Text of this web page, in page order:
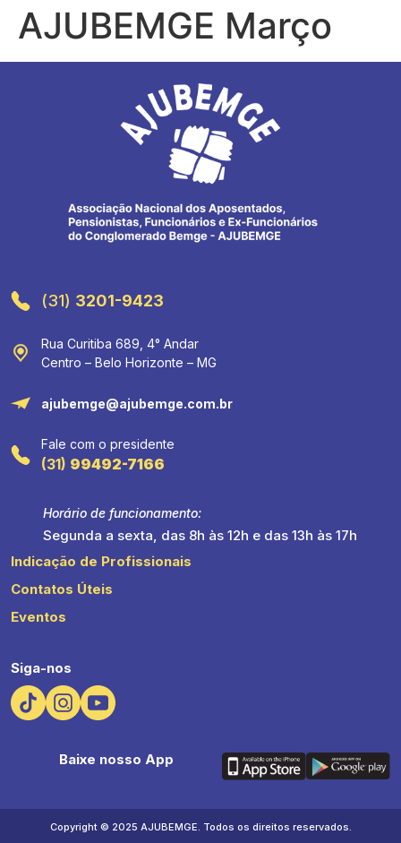
AJUBEMGE Março
(31) 3201-9423
Rua Curitiba 689, 4° Andar
Centro – Belo Horizonte – MG
ajubemge@ajubemge.com.br
Fale com o presidente
(31) 99492-7166
Horário de funcionamento:
Segunda a sexta, das 8h às 12h e das 13h às 17h
Indicação de Profissionais
Contatos Úteis
Eventos
Siga-nos
Baixe nosso App
Copyright © 2025 AJUBEMGE. Todos os direitos reservados.